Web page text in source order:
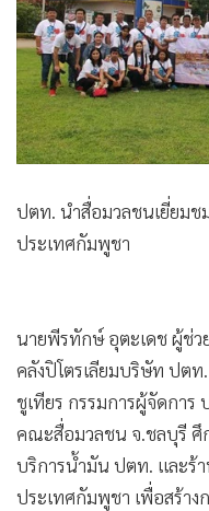
• Green Innovation &
• Management & HR
• MGR Live
• Infographic
• การเมือง
• กีฬา
• ต่างประเทศ
จีน
ชุมชน-คุณภาพชีวิต
•
อาชญากรรม
• Motoring
• เกม
ปตท. นำสื่อมวลชนเยี่ยมช
ประเทศกัมพูชา
นายพีรทักษ์ อุตะเดช ผู้ช่
คลังปิโตรเลียมบริษัท ปต
ชูเทียร กรรมการผู้จัดกา
คณะสื่อมวลชน จ.ชลบุรี ศึ
บริการน้ำมัน ปตท. และร้
ประเทศกัมพูชา เพื่อสร้าง